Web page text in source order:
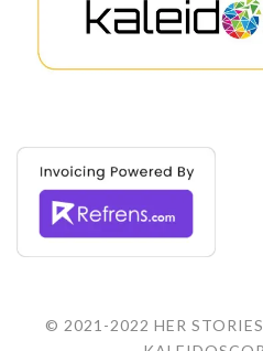
© 2021-2022 HER